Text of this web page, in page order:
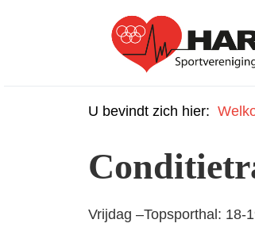
U bevindt zich hier:
Vrijdag –Topsporthal: 18-